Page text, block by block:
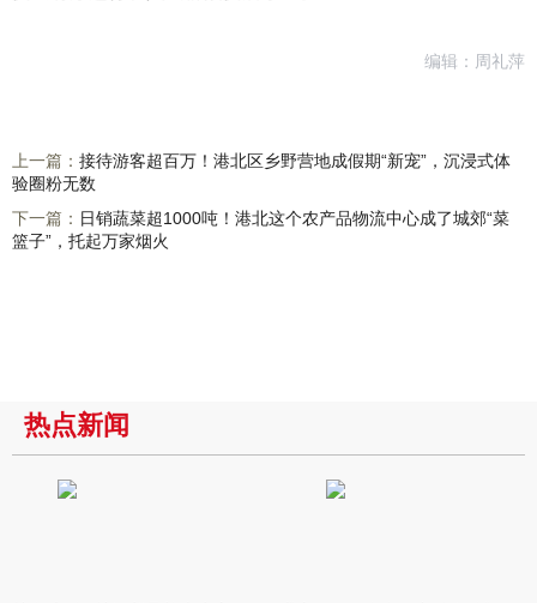
编辑：周礼萍
上一篇： 接待游客超百万！港北区乡野营地成假期“新宠”，沉浸式体
验圈粉无数
下一篇： 日销蔬菜超1000吨！港北这个农产品物流中心成了城郊“菜
篮子”，托起万家烟火
热点新闻